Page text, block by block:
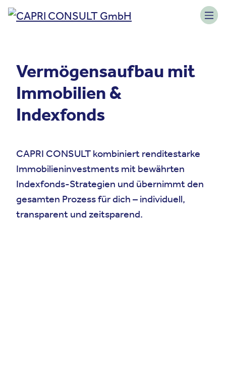
Skip to content
Toggle navigation
Vermögensaufbau mit
Immobilien &
Indexfonds
CAPRI CONSULT kombiniert renditestarke
Immobilieninvestments mit bewährten
Indexfonds-Strategien und übernimmt den
gesamten Prozess für dich – individuell,
transparent und zeitsparend.